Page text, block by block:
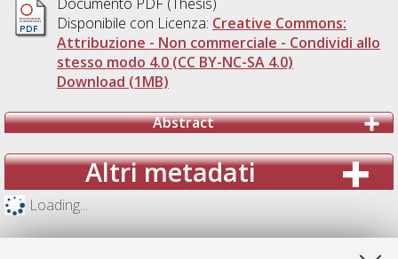
Disponibile con Licenza: Creative Commons:
Attribuzione - Non commerciale - Condividi allo
stesso modo 4.0 (CC BY-NC-SA 4.0)
Download (1MB)
Abstract
Altri metadati
Loading...